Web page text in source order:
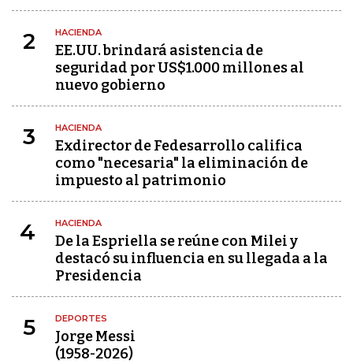
2 HACIENDA
EE.UU. brindará asistencia de
seguridad por US$1.000 millones al
nuevo gobierno
3 HACIENDA
Exdirector de Fedesarrollo califica
como "necesaria" la eliminación de
impuesto al patrimonio
4 HACIENDA
De la Espriella se reúne con Milei y
destacó su influencia en su llegada a la
Presidencia
5 DEPORTES
Jorge Messi
(1958-2026)